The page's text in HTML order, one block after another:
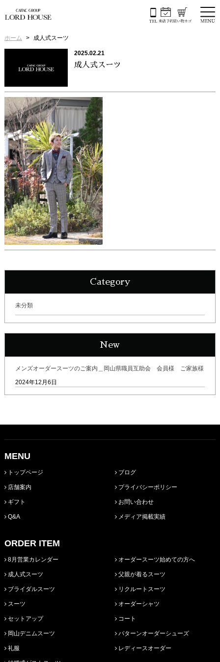
ホーム 成人式スーツ
2025.02.21
成人式スーツ
Category
未分類
New
メンズオーダースーツのご案内＿岡山県職員互助会 会員様 ご家族様
2024年12月6日
MENU
トップページ
店舗案内
ギフト
Q&A
ブログ
プライバシーポリシー
お問い合わせ
メディア掲載実績
ORDER ITEM
8月営業カレンダー
成人式スーツ
ブライダルスーツ
スーツ
セットアップ
岡山デニムスーツ
礼服
オーダースーツ始めての方へ
父親が着るスーツ
リクルートスーツ
オーダーシャツ
コート
パターンオーダーシューズ
レディースオーダー